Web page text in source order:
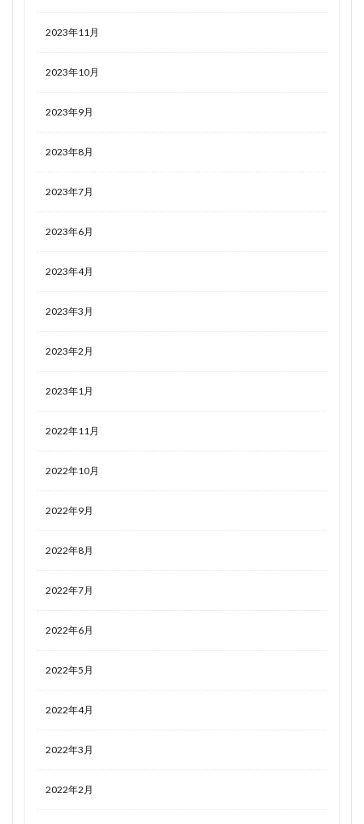
2023年11月
2023年10月
2023年9月
2023年8月
2023年7月
2023年6月
2023年4月
2023年3月
2023年2月
2023年1月
2022年11月
2022年10月
2022年9月
2022年8月
2022年7月
2022年6月
2022年5月
2022年4月
2022年3月
2022年2月